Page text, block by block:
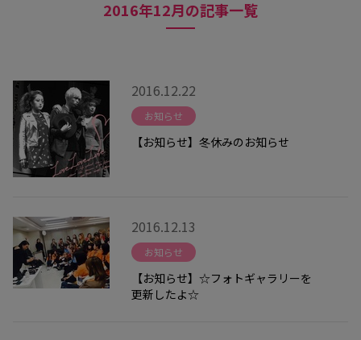
2016年12月の記事一覧
2016.12.22
お知らせ
【お知らせ】冬休みのお知らせ
2016.12.13
お知らせ
【お知らせ】☆フォトギャラリーを
更新したよ☆